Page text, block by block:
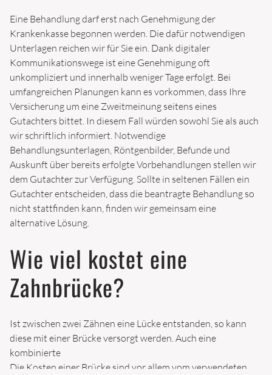
Eine Behandlung darf erst nach Genehmigung der
Krankenkasse begonnen werden. Die dafür notwendigen
Unterlagen reichen wir für Sie ein. Dank digitaler
Kommunikationswege ist eine Genehmigung oft
unkompliziert und innerhalb weniger Tage erfolgt. Bei
umfangreichen Planungen kann es vorkommen, dass Ihre
Versicherung um eine Zweitmeinung seitens eines
Gutachters bittet. In diesem Fall würden sowohl Sie als auch
wir schriftlich informiert. Notwendige
Behandlungsunterlagen, Röntgenbilder, Befunde und
Auskunft über bereits erfolgte Vorbehandlungen stellen wir
dem Gutachter zur Verfügung. Sollte in seltenen Fällen ein
Gutachter entscheiden, dass die beantragte Behandlung so
nicht stattfinden kann, finden wir gemeinsam eine
alternative Lösung.
Wie viel kostet eine
Zahnbrücke?
Ist zwischen zwei Zähnen eine Lücke entstanden, so kann
diese mit einer Brücke versorgt werden. Auch eine
kombinierte
Die Kosten einer Brücke sind vor allem vom verwendeten